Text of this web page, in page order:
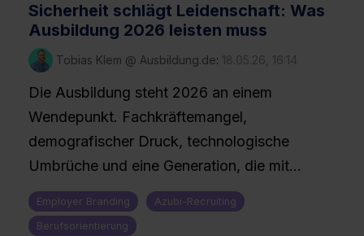
Sicherheit schlägt Leidenschaft: Was
Ausbildung 2026 leisten muss
Tobias Klem @ Ausbildung.de: 18.05.26, 16:14
Die Ausbildung steht 2026 an einem
Wendepunkt. Fachkräftemangel,
demografischer Druck, technologische
Umbrüche und eine Generation, die mit...
Employer Branding
Azubi-Recruiting
Berufsorientierung